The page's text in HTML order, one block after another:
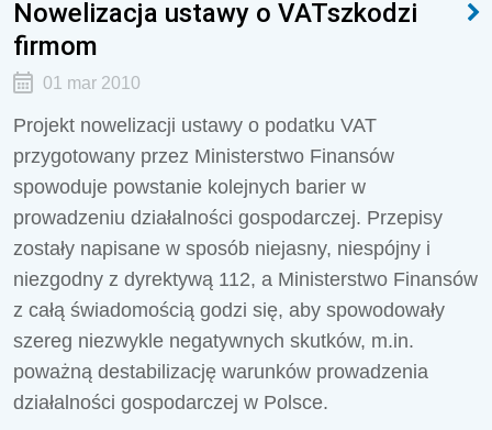
Nowelizacja ustawy o VATszkodzi
firmom
01 mar 2010
Projekt nowelizacji ustawy o podatku VAT
przygotowany przez Ministerstwo Finansów
spowoduje powstanie kolejnych barier w
prowadzeniu działalności gospodarczej. Przepisy
zostały napisane w sposób niejasny, niespójny i
niezgodny z dyrektywą 112, a Ministerstwo Finansów
z całą świadomością godzi się, aby spowodowały
szereg niezwykle negatywnych skutków, m.in.
poważną destabilizację warunków prowadzenia
działalności gospodarczej w Polsce.